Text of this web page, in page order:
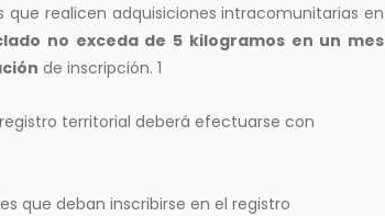
realicen adquisiciones intracomunitarias en
no exceda de 5 kilogramos en un mes
de inscripción. 1
territorial deberá efectuarse con
que deban inscribirse en el registro